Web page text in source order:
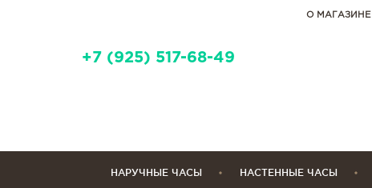
О МАГАЗИНЕ
+7 (925) 517-68-49
НАРУЧНЫЕ ЧАСЫ НАСТЕННЫЕ ЧАСЫ